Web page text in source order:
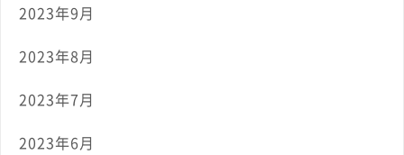
2023年9月
2023年8月
2023年7月
2023年6月